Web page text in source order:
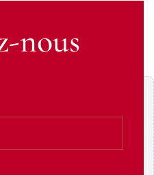
Maps bloqué
le pour continuer.
nous